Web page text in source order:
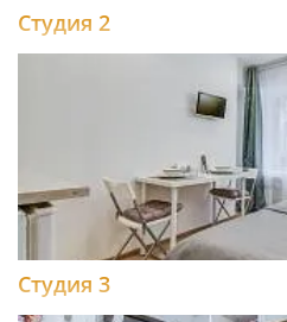
Студия 2
Студия 3